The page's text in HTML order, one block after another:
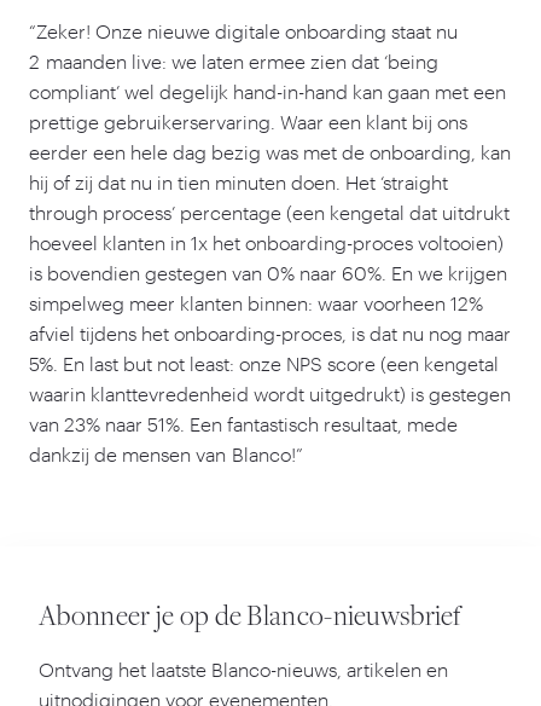
“Zeker! Onze nieuwe digitale onboarding staat nu
2 maanden live: we laten ermee zien dat ‘being
compliant’ wel degelijk hand-in-hand kan gaan met een
prettige gebruikerservaring. Waar een klant bij ons
eerder een hele dag bezig was met de onboarding, kan
hij of zij dat nu in tien minuten doen. Het ‘straight
through process’ percentage (een kengetal dat uitdrukt
hoeveel klanten in 1x het onboarding-proces voltooien)
is bovendien gestegen van 0% naar 60%. En we krijgen
simpelweg meer klanten binnen: waar voorheen 12%
afviel tijdens het onboarding-proces, is dat nu nog maar
5%. En last but not least: onze NPS score (een kengetal
waarin klanttevredenheid wordt uitgedrukt) is gestegen
van 23% naar 51%. Een fantastisch resultaat, mede
dankzij de mensen van Blanco!”
Abonneer je op de Blanco-nieuwsbrief
Ontvang het laatste Blanco-nieuws, artikelen en
uitnodigingen voor evenementen.